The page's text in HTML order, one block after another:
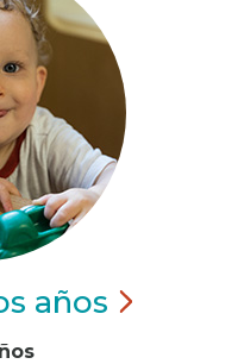
años